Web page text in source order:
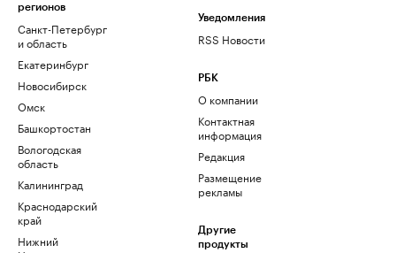
регионов
Санкт-Петербург
и область
Екатеринбург
Новосибирск
Омск
Башкортостан
Вологодская
область
Калининград
Краснодарский
край
Нижний
Уведомления
RSS Новости
РБК
О компании
Контактная
информация
Редакция
Размещение
рекламы
Другие
продукты